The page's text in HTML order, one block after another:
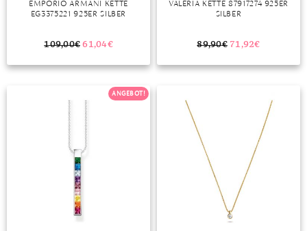
MORGANIT
ROSENQUARZ
EMPORIO ARMANI KETTE
EG3375221 925ER SILBER
109,00€ 61,04€
VALERIA KETTE 87917274 925ER
SILBER
89,90€ 71,92€
ANGEBOT!